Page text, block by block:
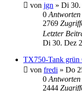
von jgn » Di 30.
0 Antworten
2769
Letzter
Di 30. Dez
TX750-Tank grün
von fredi » Do
0 Antworten
2444